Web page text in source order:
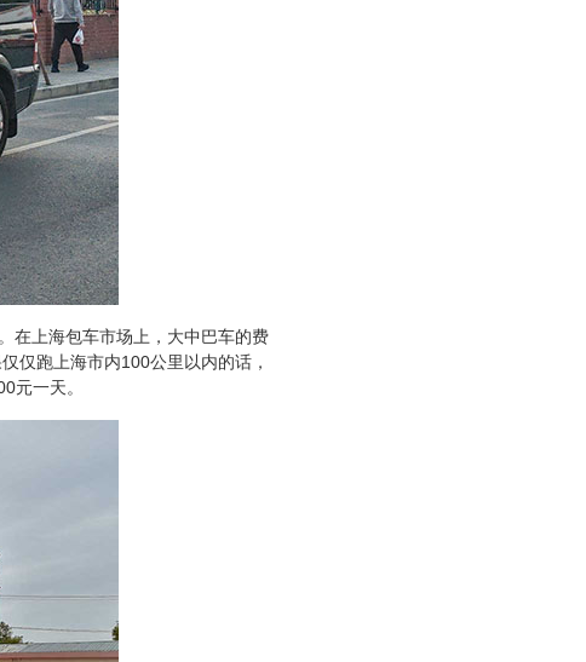
在上海包车市场上，大中巴车的费
仅跑上海市内100公里以内的话，
元一天。